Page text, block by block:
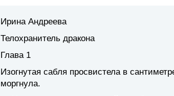
Ирина Андреева
Телохранитель дракона
Глава 1
Изогнутая сабля просвистела в
моргнула.